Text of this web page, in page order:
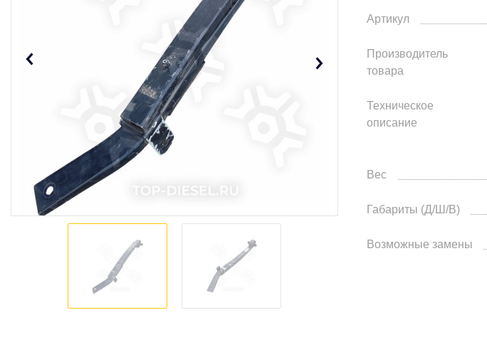
Артикул
Производитель
товара
Техническое
описание
Вес
Габариты (Д/Ш/В)
Возможные замены